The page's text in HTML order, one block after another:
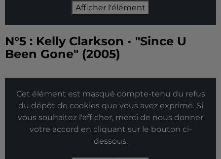
Afficher l'élément
N°5 : Kelly Clarkson - "Since U
Been Gone" (2005)
Cet élément est masqué compte-tenu du refus
du dépôt de cookies que vous avez exprimé. Si
vous souhaitez l'afficher, merci de nous donner
votre accord en cliquant sur le bouton ci-
dessous.